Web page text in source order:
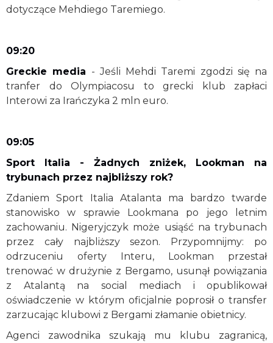
dotyczące Mehdiego Taremiego.
09:20
Greckie media - Jeśli Mehdi Taremi zgodzi się na
tranfer do Olympiacosu to grecki klub zapłaci
Interowi za Irańczyka 2 mln euro.
09:05
Sport Italia - Żadnych zniżek, Lookman na
trybunach przez najbliższy rok?
Zdaniem Sport Italia Atalanta ma bardzo twarde
stanowisko w sprawie Lookmana po jego letnim
zachowaniu. Nigeryjczyk może usiąść na trybunach
przez cały najbliższy sezon. Przypomnijmy: po
odrzuceniu oferty Interu, Lookman przestał
trenować w drużynie z Bergamo, usunął powiązania
z Atalantą na social mediach i opublikował
oświadczenie w którym oficjalnie poprosił o transfer
zarzucając klubowi z Bergami złamanie obietnicy.
Agenci zawodnika szukają mu klubu zagranicą,